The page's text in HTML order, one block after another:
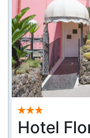
Hotel